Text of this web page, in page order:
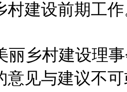
村建设前期工
丽乡村建设理
意见与建议不